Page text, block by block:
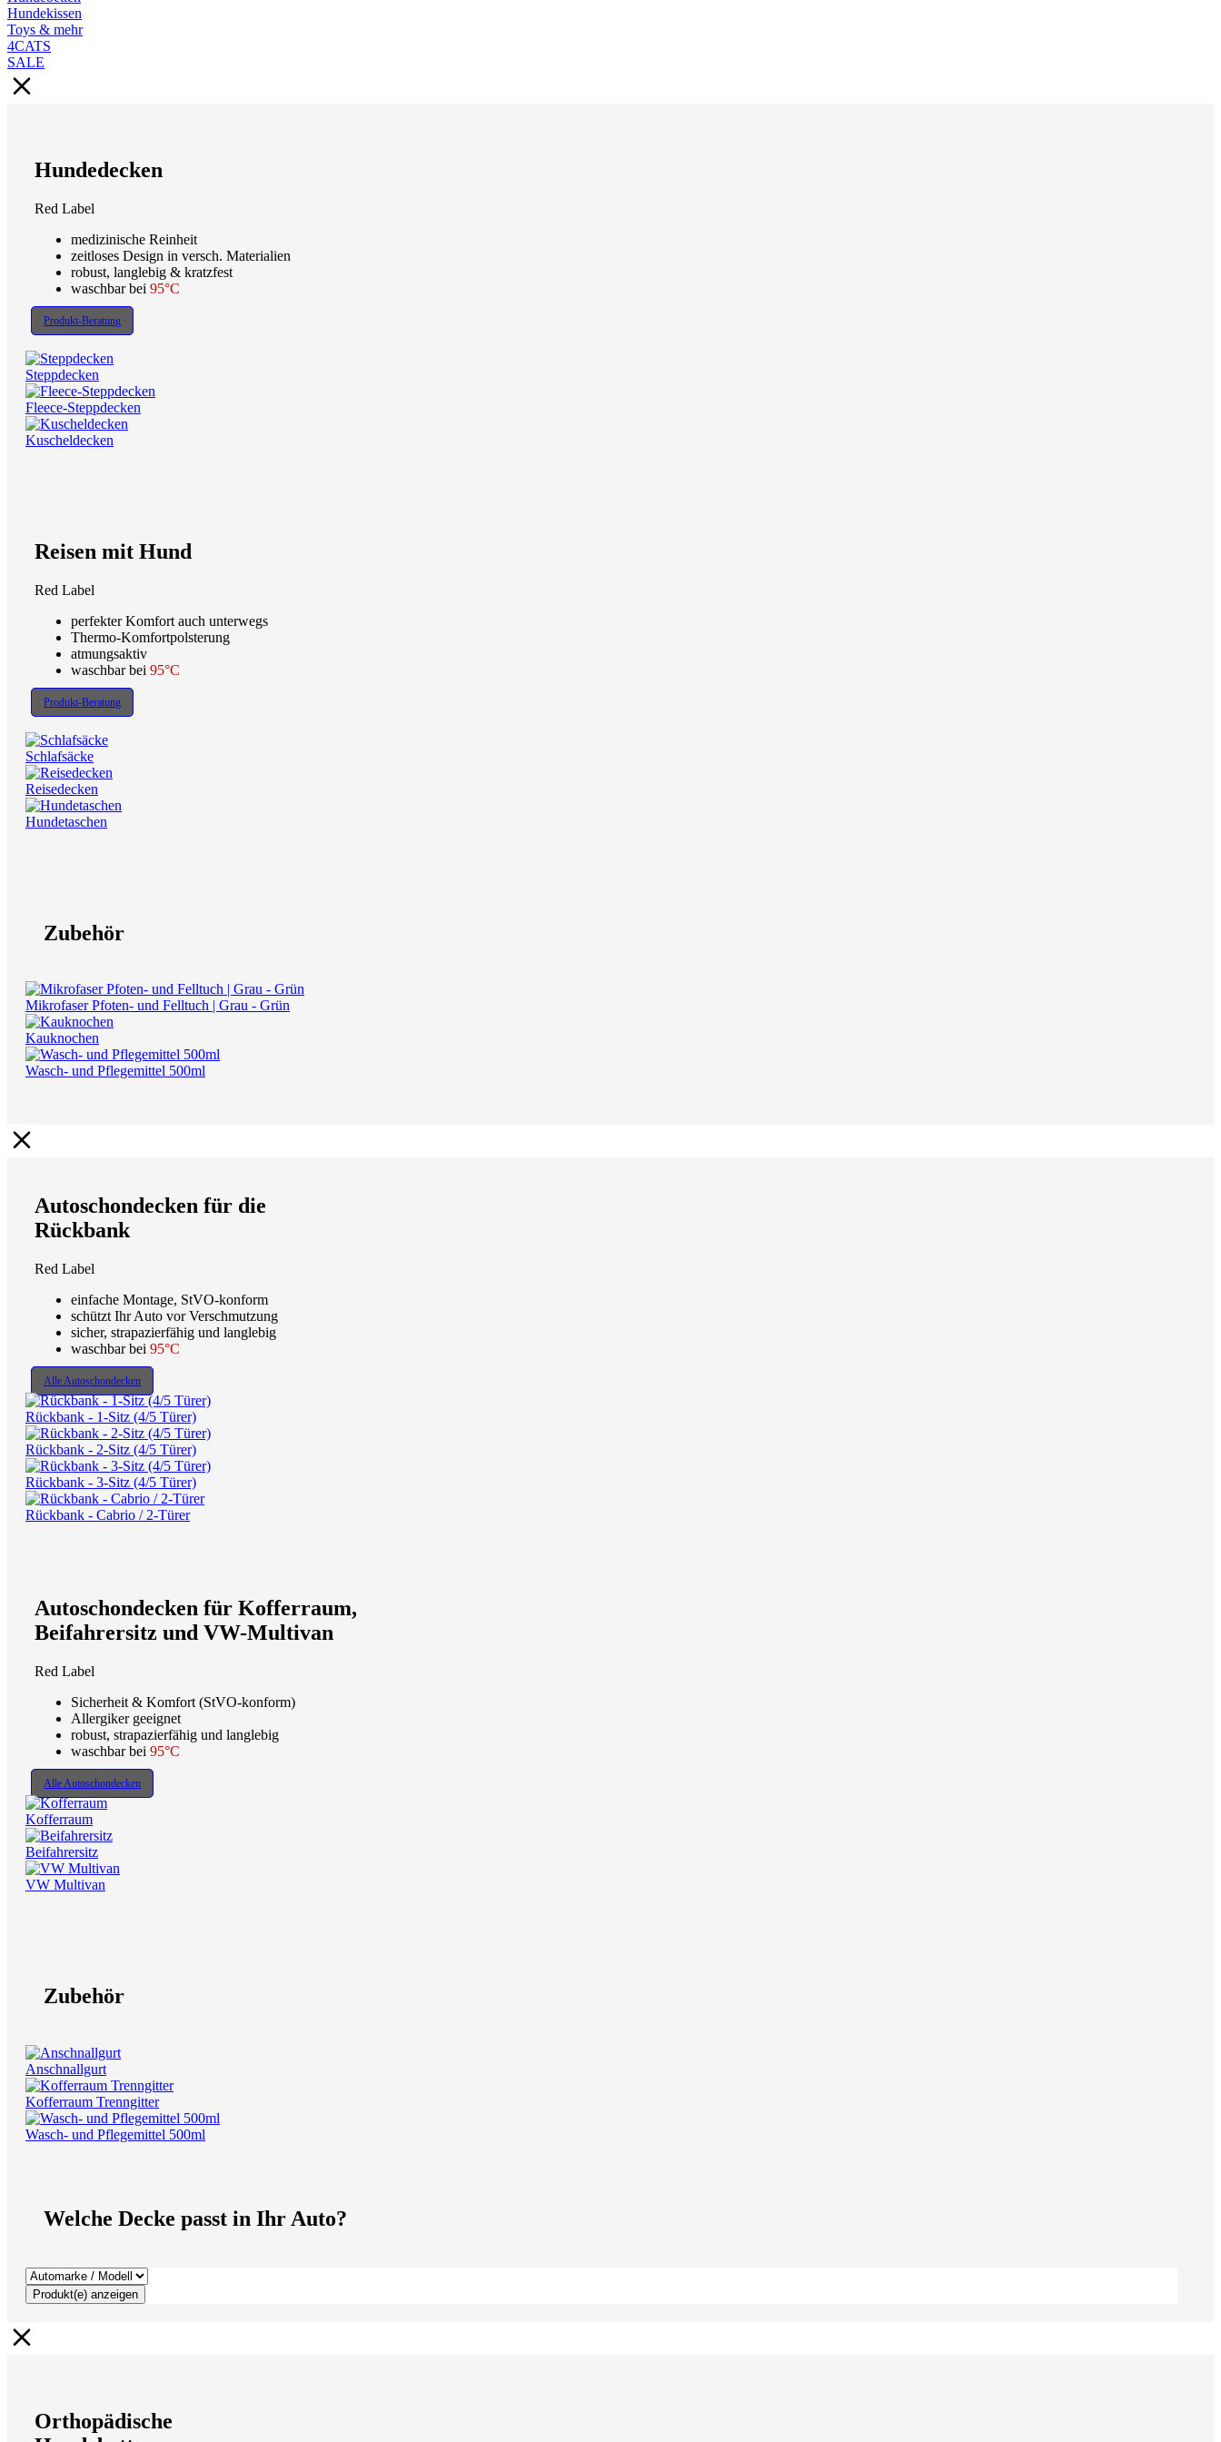
Hundekissen
Toys & mehr
4CATS
SALE
Hundedecken
Red Label
medizinische Reinheit
zeitloses Design in versch. Materialien
robust, langlebig & kratzfest
waschbar bei 95°C
Produkt-Beratung
Steppdecken
Fleece-Steppdecken
Kuscheldecken
Reisen mit Hund
Red Label
perfekter Komfort auch unterwegs
Thermo-Komfortpolsterung
atmungsaktiv
waschbar bei 95°C
Produkt-Beratung
Schlafsäcke
Reisedecken
Hundetaschen
Zubehör
Mikrofaser Pfoten- und Felltuch | Grau - Grün
Kauknochen
Wasch- und Pflegemittel 500ml
Autoschondecken für die
Rückbank
Red Label
einfache Montage, StVO-konform
schützt Ihr Auto vor Verschmutzung
sicher, strapazierfähig und langlebig
waschbar bei 95°C
Alle Autoschondecken
Rückbank - 1-Sitz (4/5 Türer)
Rückbank - 2-Sitz (4/5 Türer)
Rückbank - 3-Sitz (4/5 Türer)
Rückbank - Cabrio / 2-Türer
Autoschondecken für Kofferraum,
Beifahrersitz und VW-Multivan
Red Label
Sicherheit & Komfort (StVO-konform)
Allergiker geeignet
robust, strapazierfähig und langlebig
waschbar bei 95°C
Alle Autoschondecken
Kofferraum
Beifahrersitz
VW Multivan
Zubehör
Anschnallgurt
Kofferraum Trenngitter
Wasch- und Pflegemittel 500ml
Welche Decke passt in Ihr Auto?
Produkt(e) anzeigen
Orthopädische